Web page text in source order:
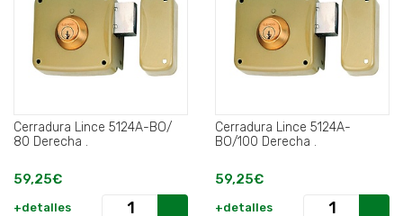
Cerradura Lince 5124A-BO/
80 Derecha .
59,25€
+detalles
Cerradura Lince 5124A-
BO/100 Derecha .
59,25€
+detalles